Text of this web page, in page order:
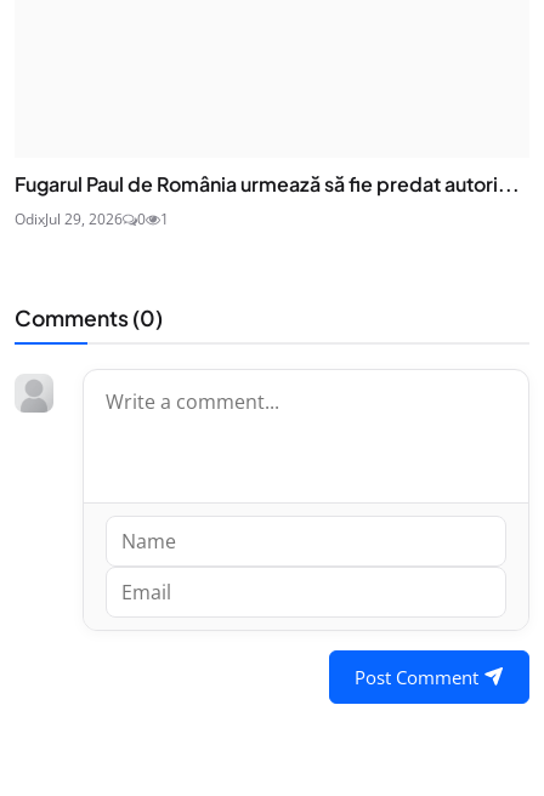
Fugarul Paul de România urmează să fie predat autori...
OdixJul 29, 2026 0 1
Comments (0)
Post Comment